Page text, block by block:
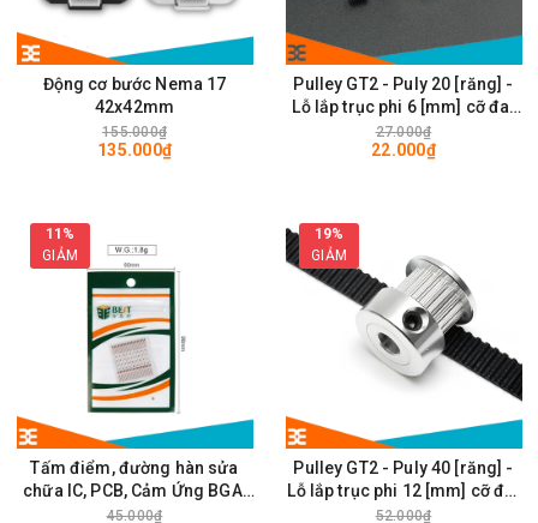
Động cơ bước Nema 17
42x42mm
155.000₫
135.000₫
Pulley GT2 - Puly 20 [răng] -
Lỗ lắp trục phi 6 [mm] cỡ đai
rộng 6mm
27.000₫
22.000₫
11%
GIẢM
Tấm điểm, đường hàn sửa
chữa IC, PCB, Cảm Ứng BGA,
Vân Tay Điện Thoại, Pad - Best
45.000₫
19%
GIẢM
Pulley GT2 - Puly 40 [răng] -
Lỗ lắp trục phi 12 [mm] cỡ đai
rộng 6mm
52.000₫